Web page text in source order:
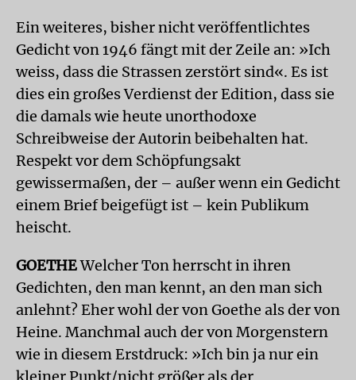
Ein weiteres, bisher nicht veröffentlichtes
Gedicht von 1946 fängt mit der Zeile an: »Ich
weiss, dass die Strassen zerstört sind«. Es ist
dies ein großes Verdienst der Edition, dass sie
die damals wie heute unorthodoxe
Schreibweise der Autorin beibehalten hat.
Respekt vor dem Schöpfungsakt
gewissermaßen, der – außer wenn ein Gedicht
einem Brief beigefügt ist – kein Publikum
heischt.
GOETHEWelcher Ton herrscht in ihren
Gedichten, den man kennt, an den man sich
anlehnt? Eher wohl der von Goethe als der von
Heine. Manchmal auch der von Morgenstern
wie in diesem Erstdruck: »Ich bin ja nur ein